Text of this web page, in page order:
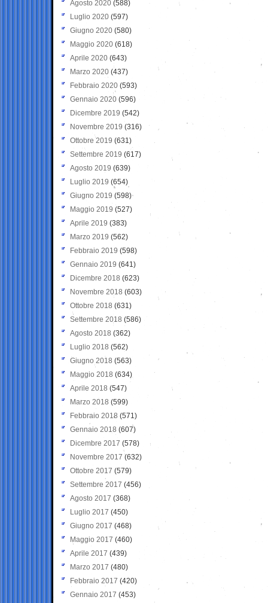
Agosto 2020 (588)
Luglio 2020 (597)
Giugno 2020 (580)
Maggio 2020 (618)
Aprile 2020 (643)
Marzo 2020 (437)
Febbraio 2020 (593)
Gennaio 2020 (596)
Dicembre 2019 (542)
Novembre 2019 (316)
Ottobre 2019 (631)
Settembre 2019 (617)
Agosto 2019 (639)
Luglio 2019 (654)
Giugno 2019 (598)
Maggio 2019 (527)
Aprile 2019 (383)
Marzo 2019 (562)
Febbraio 2019 (598)
Gennaio 2019 (641)
Dicembre 2018 (623)
Novembre 2018 (603)
Ottobre 2018 (631)
Settembre 2018 (586)
Agosto 2018 (362)
Luglio 2018 (562)
Giugno 2018 (563)
Maggio 2018 (634)
Aprile 2018 (547)
Marzo 2018 (599)
Febbraio 2018 (571)
Gennaio 2018 (607)
Dicembre 2017 (578)
Novembre 2017 (632)
Ottobre 2017 (579)
Settembre 2017 (456)
Agosto 2017 (368)
Luglio 2017 (450)
Giugno 2017 (468)
Maggio 2017 (460)
Aprile 2017 (439)
Marzo 2017 (480)
Febbraio 2017 (420)
Gennaio 2017 (453)